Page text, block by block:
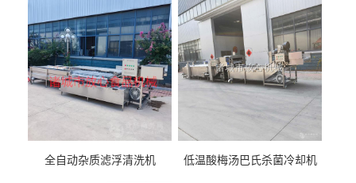
全自动杂质滤浮清洗机 低温酸梅汤巴氏杀菌冷却机